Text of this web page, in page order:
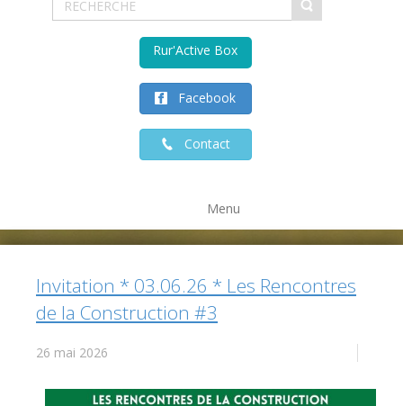
Facebook
Contact
Rur'Active Box
Menu
Invitation * 03.06.26 * Les Rencontres
de la Construction #3
26 mai 2026